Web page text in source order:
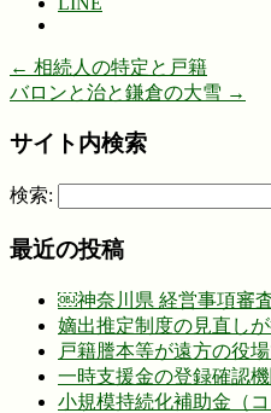
← 相続人の特定と戸籍
バロンと治と鎌倉の大雪 →
サイト内検索
検索:
最近の投稿
￼神奈川県 経営事項審
嫡出推定制度の見直しが
戸籍謄本等が遠方の役
一時支援金の登録確認機
小規模持続化補助金（